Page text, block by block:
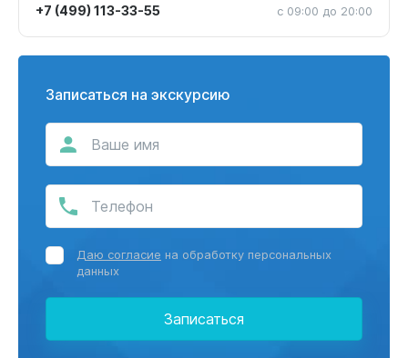
+7 (499) 113-33-55 с 09:00 до 20:00
Записаться на экскурсию
Даю согласие на обработку персональных
данных
Записаться